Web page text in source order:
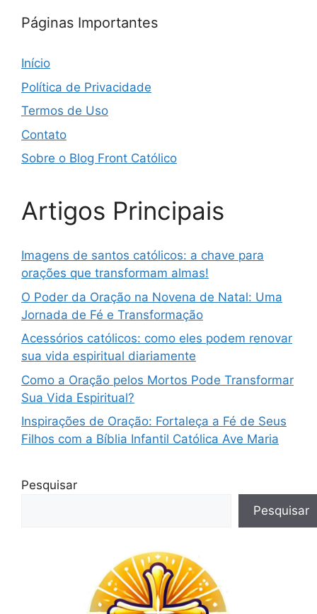
Páginas Importantes
Início
Política de Privacidade
Termos de Uso
Contato
Sobre o Blog Front Católico
Artigos Principais
Imagens de santos católicos: a chave para
orações que transformam almas!
O Poder da Oração na Novena de Natal: Uma
Jornada de Fé e Transformação
Acessórios católicos: como eles podem renovar
sua vida espiritual diariamente
Como a Oração pelos Mortos Pode Transformar
Sua Vida Espiritual?
Inspirações de Oração: Fortaleça a Fé de Seus
Filhos com a Bíblia Infantil Católica Ave Maria
Pesquisar
Pesquisar